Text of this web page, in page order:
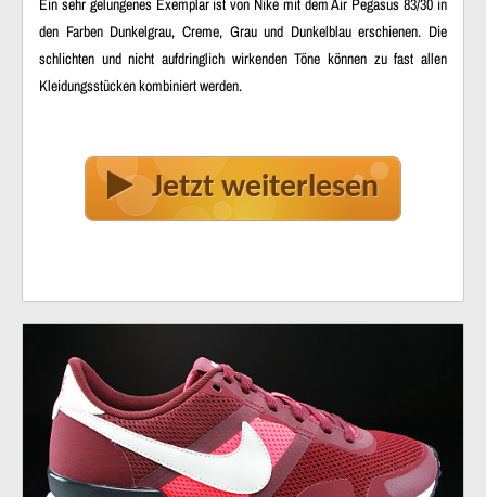
den Farben Dunkelgrau, Creme, Grau und Dunkelblau erschienen. Die
schlichten und nicht aufdringlich wirkenden Töne können zu fast allen
Kleidungsstücken kombiniert werden.
Jetzt weiterlesen